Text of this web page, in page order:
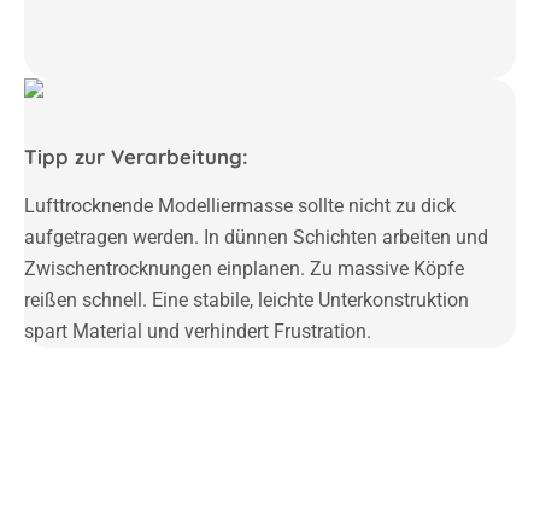
Tipp zur Verarbeitung:
Lufttrocknende Modelliermasse sollte nicht zu dick
aufgetragen werden. In dünnen Schichten arbeiten und
Zwischentrocknungen einplanen. Zu massive Köpfe
reißen schnell. Eine stabile, leichte Unterkonstruktion
spart Material und verhindert Frustration.